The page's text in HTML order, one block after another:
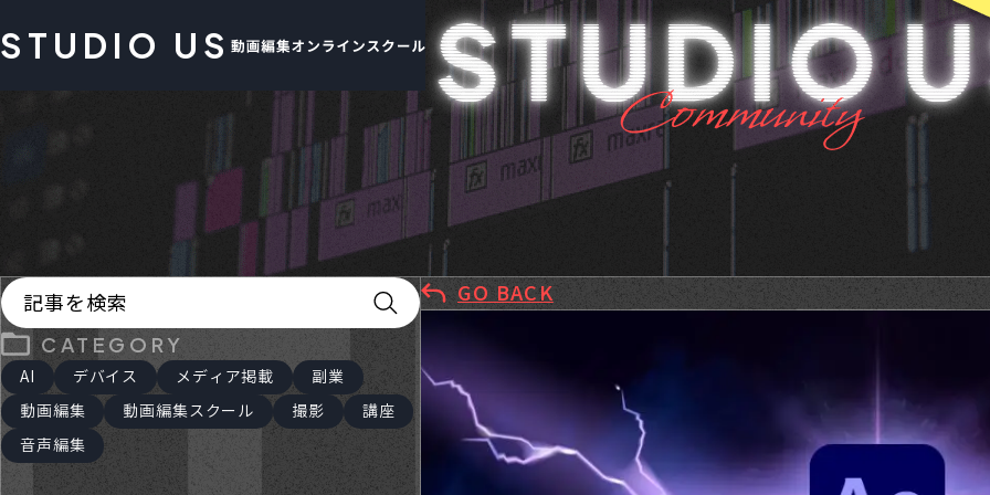
STUDIO US
CATEGORY
AI デバイス メディア掲載
副業
動画編集
動画編集スクール 撮影
講座
音声編集
GO BACK